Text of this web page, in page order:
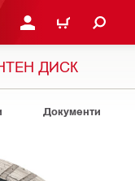
ВЛЕЗ ИЛИ СЕ
КОЛИЧКА
ДИСК
Документи